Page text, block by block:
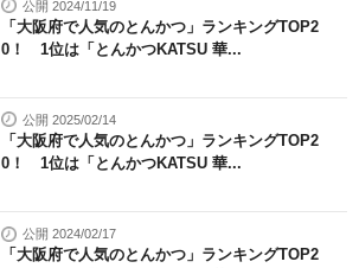
公開 2024/11/19
「大阪府で人気のとんかつ」ランキングTOP2
0！ 1位は「とんかつKATSU 華...
公開 2025/02/14
「大阪府で人気のとんかつ」ランキングTOP2
0！ 1位は「とんかつKATSU 華...
公開 2024/02/17
「大阪府で人気のとんかつ」ランキングTOP2